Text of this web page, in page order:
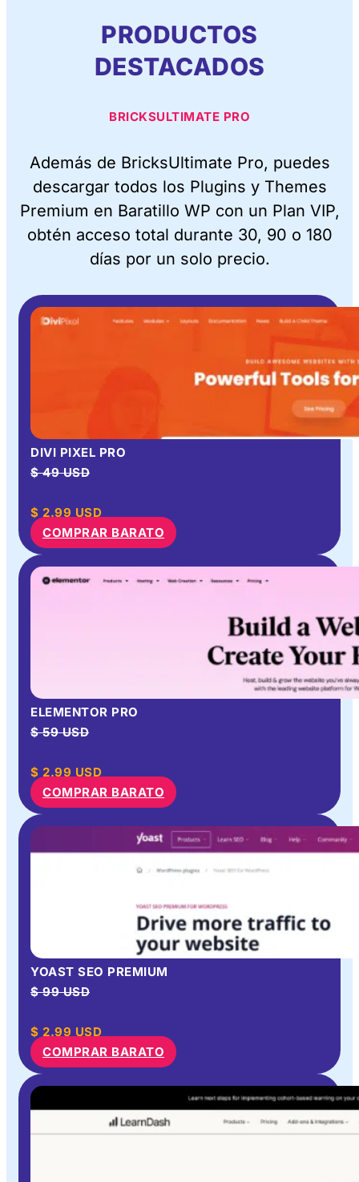
PRODUCTOS
DESTACADOS
BRICKSULTIMATE PRO
Además de BricksUltimate Pro, puedes
descargar todos los Plugins y Themes
Premium en Baratillo WP con un Plan VIP,
obtén acceso total durante 30, 90 o 180
días por un solo precio.
DIVI PIXEL PRO
$ 49 USD
$ 2.99 USD
COMPRAR BARATO
ELEMENTOR PRO
$ 59 USD
$ 2.99 USD
COMPRAR BARATO
YOAST SEO PREMIUM
$ 99 USD
$ 2.99 USD
COMPRAR BARATO